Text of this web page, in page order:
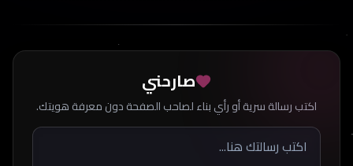
صارحني
اكتب رسالة سرية أو رأي بناء لصاحب الصفحة دون معرفة هويتك.